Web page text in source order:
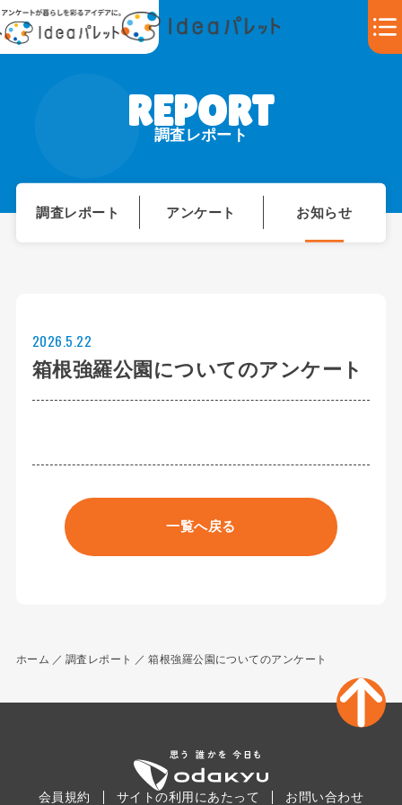
調査レポート
調査レポート アンケート お知らせ
箱根強羅公園についてのアンケート
2026.5.22
一覧へ戻る
ホーム 調査レポート 箱根強羅公園についてのアンケート
会員規約 サイトの利用にあたって お問い合わせ